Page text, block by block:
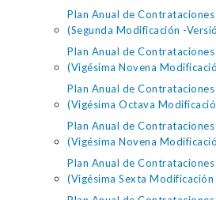
Plan Anual de
(Segunda Modificación -
Plan Anual de
(Vigésima Novena
Plan Anual de
(Vigésima Octava
Plan Anual de
(Vigésima Novena
Plan Anual de
(Vigésima Sexta Modificación